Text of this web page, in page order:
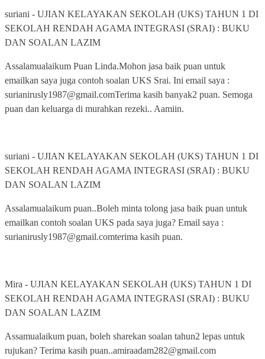
suriani - UJIAN KELAYAKAN SEKOLAH (UKS) TAHUN 1 DI
SEKOLAH RENDAH AGAMA INTEGRASI (SRAI) : BUKU
DAN SOALAN LAZIM
Assalamualaikum Puan Linda.Mohon jasa baik puan untuk
emailkan saya juga contoh soalan UKS Srai. Ini email saya :
surianirusly1987@gmail.comTerima kasih banyak2 puan. Semoga
puan dan keluarga di murahkan rezeki.. Aamiin.
suriani - UJIAN KELAYAKAN SEKOLAH (UKS) TAHUN 1 DI
SEKOLAH RENDAH AGAMA INTEGRASI (SRAI) : BUKU
DAN SOALAN LAZIM
Assalamualaikum puan..Boleh minta tolong jasa baik puan untuk
emailkan contoh soalan UKS pada saya juga? Email saya :
surianirusly1987@gmail.comterima kasih puan.
Mira - UJIAN KELAYAKAN SEKOLAH (UKS) TAHUN 1 DI
SEKOLAH RENDAH AGAMA INTEGRASI (SRAI) : BUKU
DAN SOALAN LAZIM
Assamualaikum puan, boleh sharekan soalan tahun2 lepas untuk
rujukan? Terima kasih puan..amiraadam282@gmail.com